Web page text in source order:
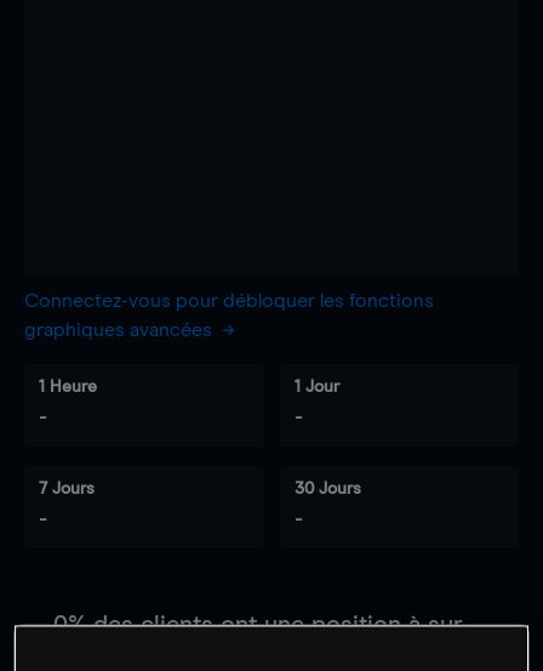
Connectez-vous pour débloquer les fonctions
graphiques avancées
1 Heure
-
1 Jour
-
7 Jours
-
30 Jours
-
0% des clients ont une position àsur